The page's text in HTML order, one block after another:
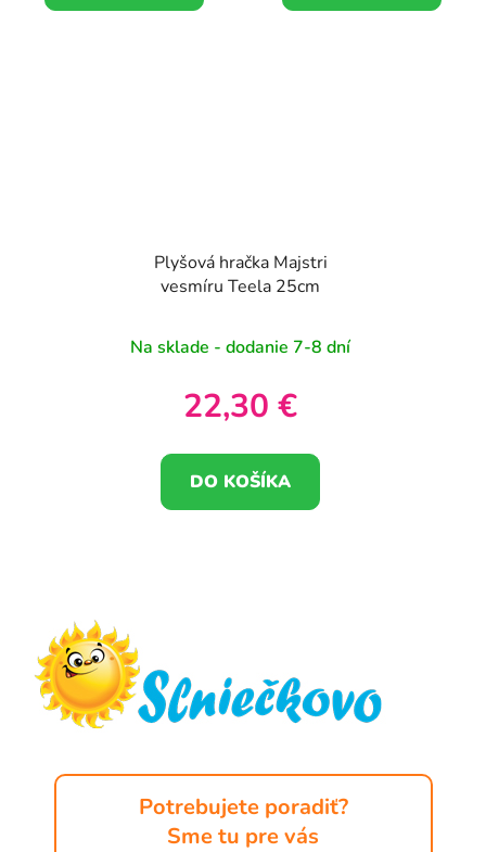
Plyšová hračka Majstri
vesmíru Teela 25cm
Na sklade - dodanie 7-8 dní
22,30 €
DO KOŠÍKA
Potrebujete poradiť?
Sme tu pre vás